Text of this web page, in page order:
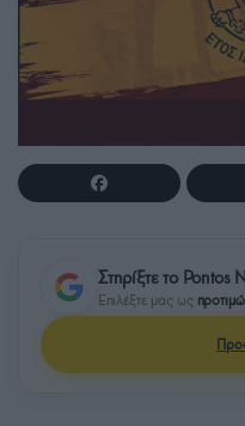
Στηρίξτε το Pontos
Επιλέξτε μας ως